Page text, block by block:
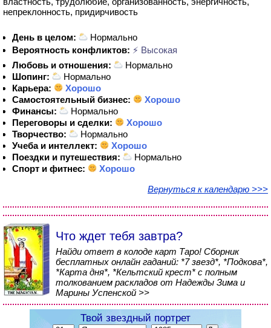
непреклонность, придирчивость
День в целом:
Нормально
Вероятность конфликтов: ⚡ Высокая
Любовь и отношения:
Нормально
Шопинг:
Нормально
Карьера:
Хорошо
Самостоятельный бизнес:
Хорошо
Финансы:
Нормально
Переговоры и сделки:
Хорошо
Творчество:
Нормально
Учеба и интеллект:
Хорошо
Поездки и путешествия:
Нормально
Спорт и фитнес:
Хорошо
Вернуться к календарю >>>
Что ждет тебя завтра?
Найди ответ в колоде карт Таро! Сборник
бесплатных онлайн гаданий: *7 звезд*, *Подкова*,
*Карта дня*, *Кельтский крест* с полным
толкованием раскладов от Надежды Зима и
Марины Успенской >>
Твой звездный портрет